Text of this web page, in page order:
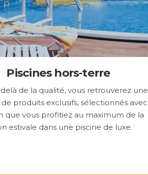
Piscines hors-terre
de la qualité, vous retrouverez une
produits exclusifs, sélectionnés avec
que vous profitiez au maximum de la
estivale dans une piscine de luxe.